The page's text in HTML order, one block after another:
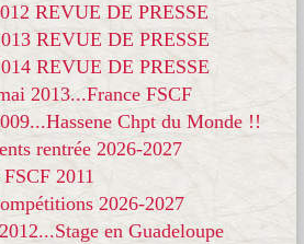
REVUE DE PRESSE
REVUE DE PRESSE
REVUE DE PRESSE
2013...France FSCF
Chpt du Monde !!
rentrée 2026-2027
2011
2026-2027
en Guadeloupe